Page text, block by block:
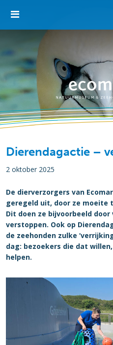
Dierendagactie –
2 oktober 2025
De dierverzorgers van
geregeld uit, door ze moeite
Dit doen ze bijvoorbeeld
verstoppen. Ook op
de zeehonden zulke
dag: bezoekers die dat
helpen.